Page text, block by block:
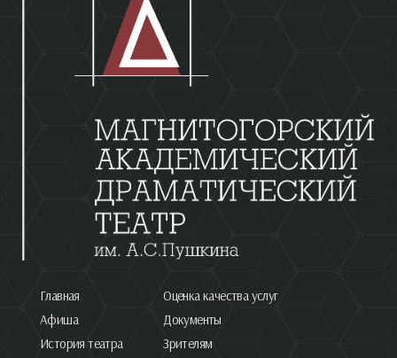
Главная
Афиша
История театра
Оценка качества услуг
Документы
Зрителям